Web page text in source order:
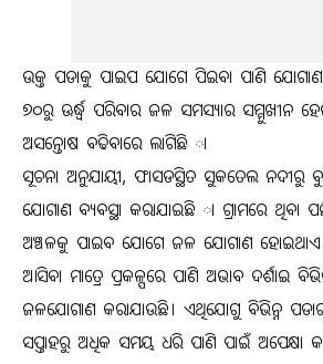
ଉକ୍ତ ପଡାକୁ ପାଇପ ଯୋଗେ ପିଇବା ପାଣି ଯୋଗାଣ
୭୦ରୁ ଊର୍ଦ୍ଧ୍ୱ ପରିବାର ଜଳ ସମସ୍ୟାର ସମ୍ମୁଖୀନ
ଅସନ୍ତୋଷ ବଢିବାରେ ଲାଗିଛି ା
ସୂଚନା ଅନୁଯାୟୀ, ଫାସଡସ୍ଥିତ ସୁକତେଲ ନଦୀରୁ
ଯୋଗାଣ ବ୍ୟବସ୍ଥା କରାଯାଇଛି ା ଗ୍ରାମରେ ଥିବା
ଅଞ୍ଚଳକୁ ପାଇବ ଯୋଗେ ଜଳ ଯୋଗାଣ
ଆସିବା ମାତ୍ରେ ପ୍ରକଳ୍ପରେ ପାଣି ଅଭାବ ଦର୍ଶାଇ
ଜଳଯୋଗାଣ କରାଯାଉଛି। ଏଥିଯୋଗୁ ବିଭିନ୍ନ
ସପ୍ତାହରୁ ଅଧିକ ସମୟ ଧରି ପାଣି ପାଇଁ ଅପେକ୍ଷା